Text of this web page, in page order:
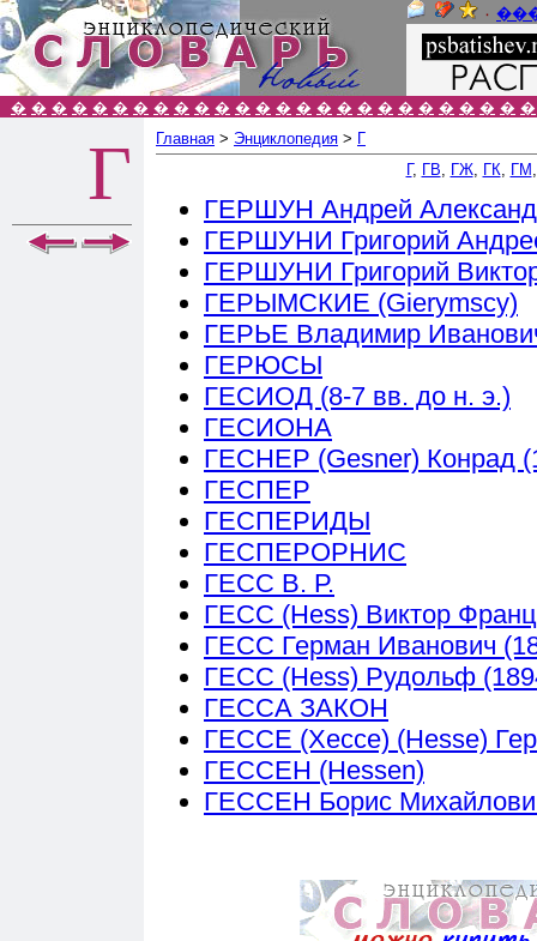
٠
� � � � � � � � � � � � � � � � � � � � � � � � � �
Г Главная > Энциклопедия > Г
Г, ГВ, ГЖ, ГК, ГМ
ГЕРШУН Андрей
ГЕРШУНИ Григорий
ГЕРШУНИ Григорий
ГЕРЫМСКИЕ (Gierymscy)
ГЕРЬЕ Владимир
ГЕРЮСЫ
ГЕСИОД (8-7 вв. до н. э.)
ГЕСИОНА
ГЕСНЕР (Gesner) Конрад
ГЕСПЕР
ГЕСПЕРИДЫ
ГЕСПЕРОРНИС
ГЕСС В. Р.
ГЕСС (Hess) Виктор
ГЕСС Герман Иванович
ГЕСС (Hess) Рудольф
ГЕССА ЗАКОН
ГЕССЕ (Хессе) (Hesse)
ГЕССЕН (Hessen)
ГЕССЕН Борис